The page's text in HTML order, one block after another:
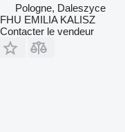
Pologne, Daleszyce
FHU EMILIA KALISZ
Contacter le vendeur